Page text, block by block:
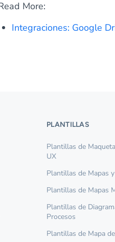
More:
Integraciones: Google
PLANTILLAS
Plantillas de
UX
Plantillas de Mapas
Plantillas de Mapas
Plantillas de
Procesos
Plantillas de Mapa